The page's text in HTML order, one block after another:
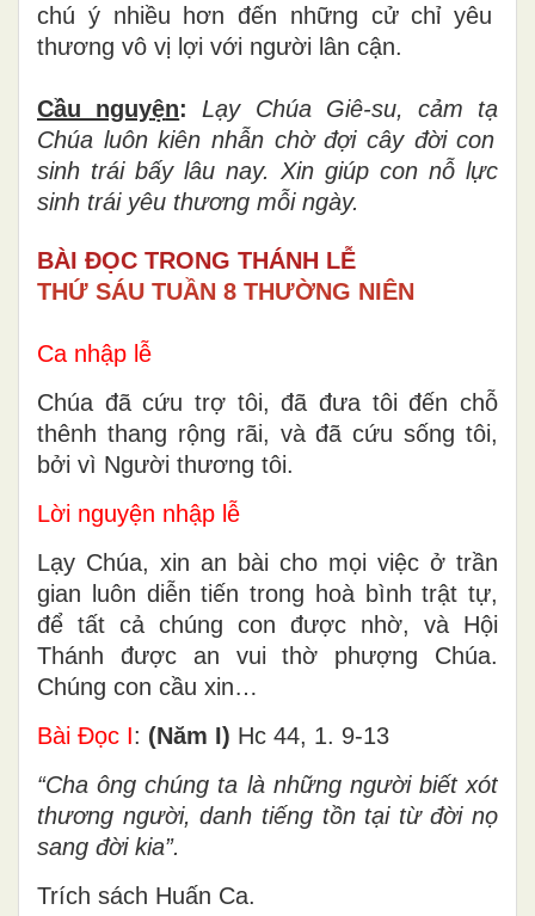
chú ý nhiều hơnđến những cửchỉyêu
thương vô vị lợi với người lân cận.
Cầu nguyện: Lạy Chúa Giê-su, cảm tạ
Chúa luôn kiên nhẫn chờ đợi cây đời con
sinh trái bấy lâu nay. Xin giúp con nỗ lực
sinh trái yêu thương mỗi ngày.
BÀI ĐỌC TRONG THÁNH LỄ
THỨ SÁU TUẦN 8 THƯỜNG NIÊN
Ca nhập lễ
Chúa đã cứu trợ tôi, đã đưa tôi đến chỗ
thênh thang rộng rãi, và đã cứu sống tôi,
bởi vì Người thương tôi.
Lời nguyện nhập lễ
Lạy Chúa, xin an bài cho mọi việc ở trần
gian luôn diễn tiến trong hoà bình trật tự,
để tất cả chúng con được nhờ, và Hội
Thánh được an vui thờ phượng Chúa.
Chúng con cầu xin…
Bài Ðọc I: (Năm I) Hc 44, 1. 9-13
“Cha ông chúng ta là những người biết xót
thương người, danh tiếng tồn tại từ đời nọ
sang đời kia”.
Trích sách Huấn Ca.